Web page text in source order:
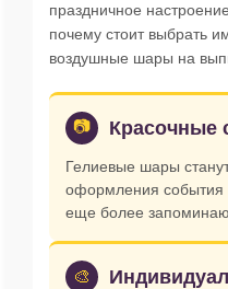
праздничное
почему стоит выбрать
воздушные шары на
📷 Красочные
Гелиевые шары
оформления
еще более
🎨